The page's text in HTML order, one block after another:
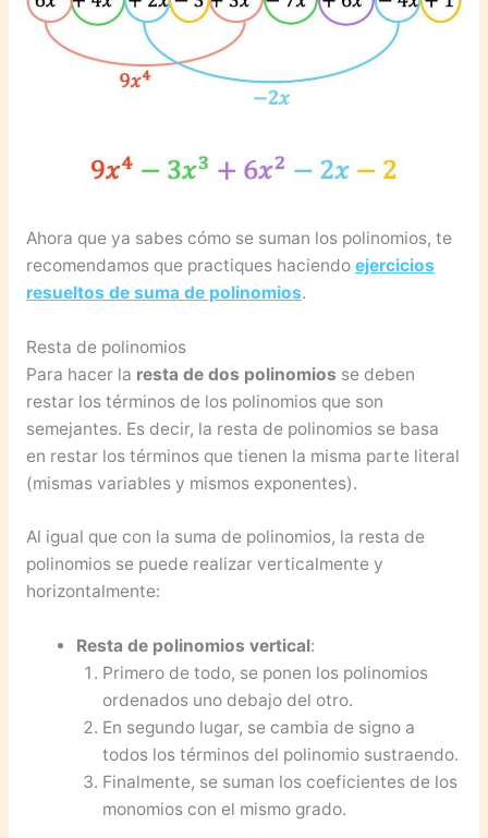
Ahora que ya sabes cómo se suman los polinomios, te
recomendamos que practiques haciendo ejercicios
resueltos de suma de polinomios.
Resta de polinomios
Para hacer la resta de dos polinomios se deben
restar los términos de los polinomios que son
semejantes. Es decir, la resta de polinomios se basa
en restar los términos que tienen la misma parte literal
(mismas variables y mismos exponentes).
Al igual que con la suma de polinomios, la resta de
polinomios se puede realizar verticalmente y
horizontalmente:
Resta de polinomios vertical:
Primero de todo, se ponen los polinomios
ordenados uno debajo del otro.
En segundo lugar, se cambia de signo a
todos los términos del polinomio sustraendo.
Finalmente, se suman los coeficientes de los
monomios con el mismo grado.